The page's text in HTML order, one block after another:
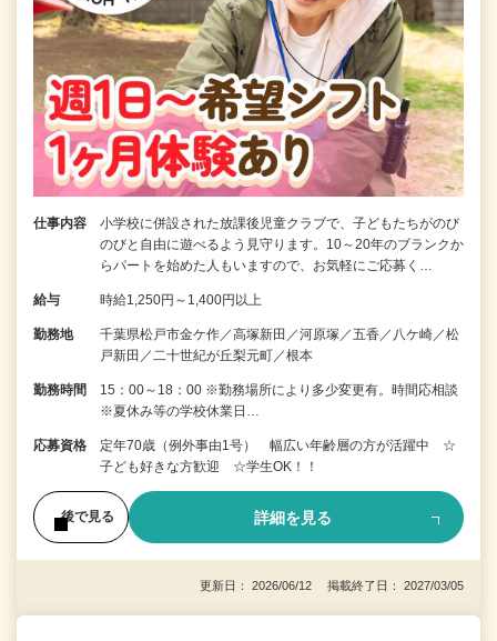
仕事内容
小学校に併設された放課後児童クラブで、子どもたちがのび
のびと自由に遊べるよう見守ります。10～20年のブランクか
らパートを始めた人もいますので、お気軽にご応募く…
給与 時給1,250円～1,400円以上
勤務地
千葉県松戸市金ケ作／高塚新田／河原塚／五香／八ケ崎／松
戸新田／二十世紀が丘梨元町／根本
勤務時間
15：00～18：00 ※勤務場所により多少変更有。時間応相談
※夏休み等の学校休業日…
応募資格
定年70歳（例外事由1号） 幅広い年齢層の方が活躍中 ☆
子ども好きな方歓迎 ☆学生OK！！
後で見る 詳細を見る
更新日： 2026/06/12 掲載終了日： 2027/03/05